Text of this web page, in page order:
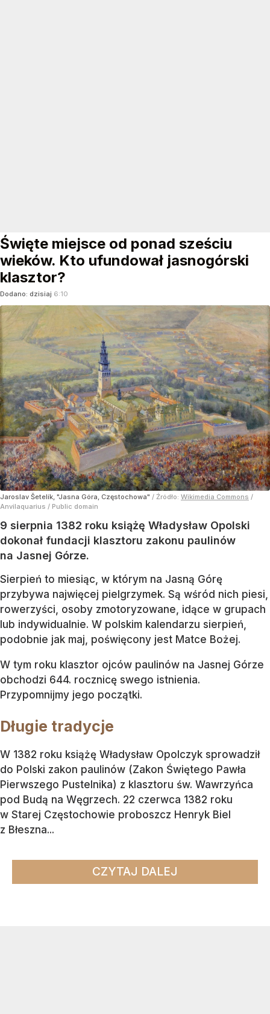
Święte miejsce od ponad sześciu
wieków. Kto ufundował jasnogórski
klasztor?
Dodano: dzisiaj 6:10
Jaroslav Šetelík, "Jasna Góra, Częstochowa" / Źródło: Wikimedia Commons /
Anvilaquarius / Public domain
9 sierpnia 1382 roku książę Władysław Opolski
dokonał fundacji klasztoru zakonu paulinów
na Jasnej Górze.
Sierpień to miesiąc, w którym na Jasną Górę
przybywa najwięcej pielgrzymek. Są wśród nich piesi,
rowerzyści, osoby zmotoryzowane, idące w grupach
lub indywidualnie. W polskim kalendarzu sierpień,
podobnie jak maj, poświęcony jest Matce Bożej.
W tym roku klasztor ojców paulinów na Jasnej Górze
obchodzi 644. rocznicę swego istnienia.
Przypomnijmy jego początki.
Długie tradycje
W 1382 roku książę Władysław Opolczyk sprowadził
do Polski zakon paulinów (Zakon Świętego Pawła
Pierwszego Pustelnika) z klasztoru św. Wawrzyńca
pod Budą na Węgrzech. 22 czerwca 1382 roku
w Starej Częstochowie proboszcz Henryk Biel
z Błeszna...
CZYTAJ DALEJ